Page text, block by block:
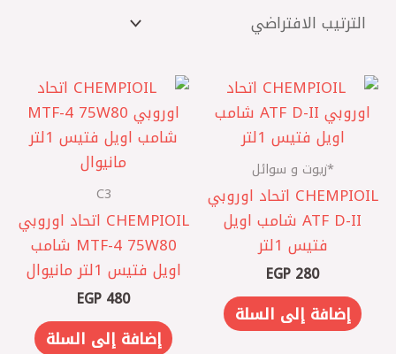
*زيوت و سوائل
CHEMPIOIL اتحاد اوروبي
ATF D-II شامب اويل
فتيس 1لتر
EGP 280
إضافة إلى السلة
C3
CHEMPIOIL اتحاد اوروبي
MTF-4 75W80 شامب
اويل فتيس 1لتر مانيوال
EGP 480
إضافة إلى السلة